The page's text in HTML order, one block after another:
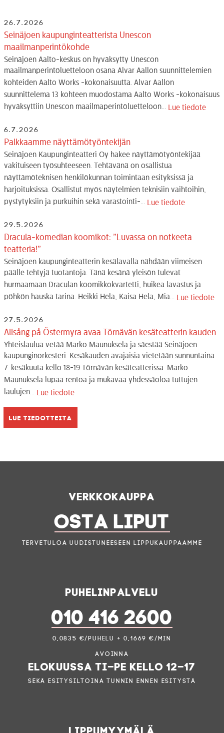
26.7.2026
Seinäjoen kaupunginteatterista Unescon
maailmanperintökohde
Seinäjoen Aalto-keskus on hyväksytty Unescon
maailmanperintöluetteloon osana Alvar Aallon suunnittelemien
kohteiden Aalto Works -kokonaisuutta. Alvar Aallon
suunnittelema 13 kohteen muodostama Aalto Works -kokonaisuus
hyväksyttiin Unescon maailmaperintöluetteloon... Lue tiedote
6.7.2026
Palkkaamme näyttämötyöntekijän
Seinäjoen Kaupunginteatteri Oy hakee näyttämötyöntekijää
vakituiseen työsuhteeseen. Tehtävänä on osallistua
näyttämöteknisen henkilökunnan toimintaan esityksissä ja
harjoituksissa. Osallistut myös näytelmien teknisiin vaihtoihin,
pystytyksiin ja purkuihin sekä varastointi-... Lue tiedote
29.5.2026
Dracula-komedian koomikot: ”Luvassa on notkeeta
teatteria!”
Seinäjoen kaupunginteatterin kesälavalla nähdään viimeisen
päälle tehtyjä tuotantoja. Tänä kesänä yleisön tulevat
hurmaamaan Draculan koomikkokvartetti, huikea lavastus ja
pöhkön hauska tarina. Heikki Hela, Kaisa Hela, Mia... Lue tiedote
27.5.2026
Allsång på Östermyra avaa Törnävän kesäteatterin kauden
Yhteislaulua vetää Marko Maunuksela ja säestää Seinäjoen
kaupunginorkesteri. Kesäkauden avajaisia vietetään sunnuntaina
7. kesäkuuta kello 18-19 Törnävän kesäteatterissa. Marko
Maunuksela lupaa rentoa ja mukavaa yhdessäoloa tuttujen
laulujen... Lue tiedote
Lue tiedotteita
Verkkokauppa
OSTA LIPUT
Tervetuloa uudistuneeseen lippukauppaamme
Puhelinpalvelu
010 416 2600
0,0835 €/puhelu + 0,1669 €/min
Avoinna
elokuussa ti–pe kello 12–17
sekä esitysiltoina tunnin ennen esitystä
Lippumyymälä